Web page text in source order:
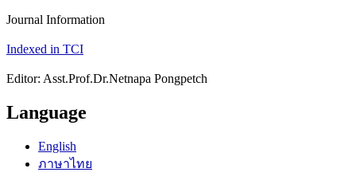
Journal Information
Indexed in TCI
Editor: Asst.Prof.Dr.Netnapa Pongpetch
Language
English
ภาษาไทย